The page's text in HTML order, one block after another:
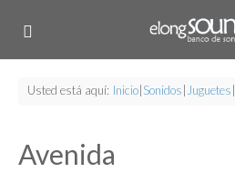
Usted está aquí: Inicio Sonidos Juguetes
Avenida